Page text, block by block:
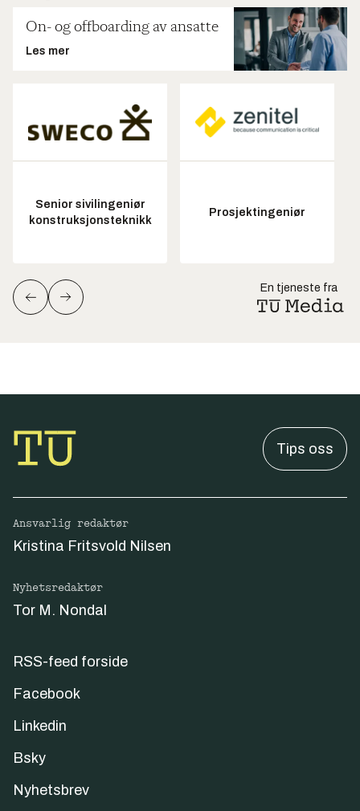
On- og offboarding av ansatte
Les mer
Senior sivilingeniør
konstruksjonsteknikk
Prosjektingeniør
En tjeneste fra
Tips oss
Ansvarlig redaktør
Kristina Fritsvold Nilsen
Nyhetsredaktør
Tor M. Nondal
RSS-feed forside
Facebook
Linkedin
Bsky
Nyhetsbrev